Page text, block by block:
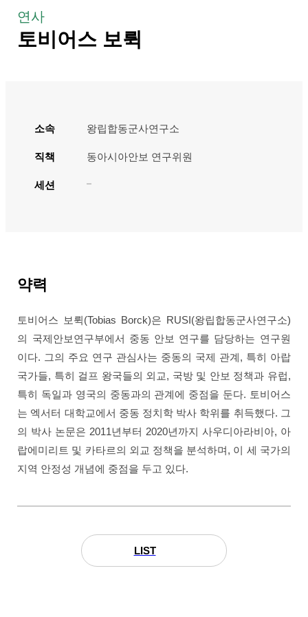
연사
토비어스 보뤽
소속 왕립합동군사연구소
직책 동아시아안보 연구위원
세션
약력
토비어스 보뤽(Tobias Borck)은 RUSI(왕립합동군사연구소)
의 국제안보연구부에서 중동 안보 연구를 담당하는 연구원
이다. 그의 주요 연구 관심사는 중동의 국제 관계, 특히 아랍
국가들, 특히 걸프 왕국들의 외교, 국방 및 안보 정책과 유럽,
특히 독일과 영국의 중동과의 관계에 중점을 둔다. 토비어스
는 엑서터 대학교에서 중동 정치학 박사 학위를 취득했다. 그
의 박사 논문은 2011년부터 2020년까지 사우디아라비아, 아
랍에미리트 및 카타르의 외교 정책을 분석하며, 이 세 국가의
지역 안정성 개념에 중점을 두고 있다.
LIST